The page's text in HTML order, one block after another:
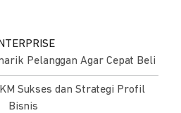
Pelanggan Agar Cepat Beli
Sukses dan Strategi Profil
Bisnis